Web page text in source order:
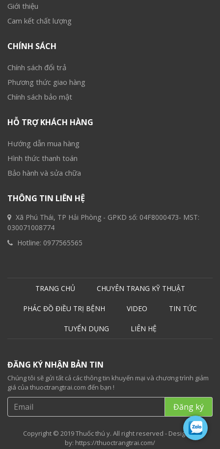
Giới thiệu
Cam kết chất lượng
CHÍNH SÁCH
Chính sách đổi trả
Phương thức giao hàng
Chính sách bảo mật
HỖ TRỢ KHÁCH HÀNG
Hướng dẫn mua hàng
Hình thức thanh toán
Bảo hành và sửa chữa
THÔNG TIN LIÊN HỆ
Xã Phú Thái, TP Hải Phòng - GPKD số: 04F8000473- MST:
030071008774
Hotline: 0977565565
TRANG CHỦ CHUYÊN TRANG KỸ THUẬT
PHÁC ĐỒ ĐIỀU TRỊ BỆNH VIDEO TIN TỨC
TUYỂN DỤNG LIÊN HỆ
ĐĂNG KÝ NHẬN BẢN TIN
Chúng tôi sẽ gửi tất cả các thông tin khuyến mại và chương trình giảm
giá của thuoctrangtrai.com đến bạn !
Copyright © 2019 Thuốc thú y. All right reserved - Designed
by: https://thuoctrangtrai.com/